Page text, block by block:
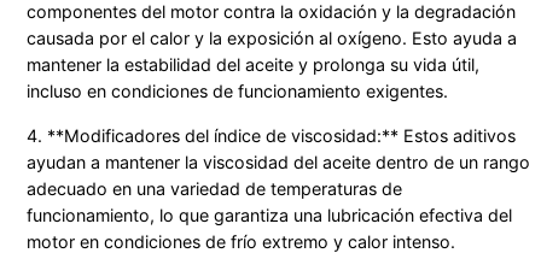
componentes del motor contra la oxidación y la degradación
causada por el calor y la exposición al oxígeno. Esto ayuda a
mantener la estabilidad del aceite y prolonga su vida útil,
incluso en condiciones de funcionamiento exigentes.
4. **Modificadores del índice de viscosidad:** Estos aditivos
ayudan a mantener la viscosidad del aceite dentro de un rango
adecuado en una variedad de temperaturas de
funcionamiento, lo que garantiza una lubricación efectiva del
motor en condiciones de frío extremo y calor intenso.